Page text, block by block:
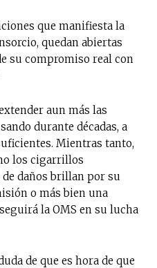
que manifiesta la
quedan abiertas
su compromiso real con
aun más las
durante décadas, a
Mientras tanto,
los cigarrillos
daños brillan por su
o más bien una
la OMS en su lucha
de que es hora de que